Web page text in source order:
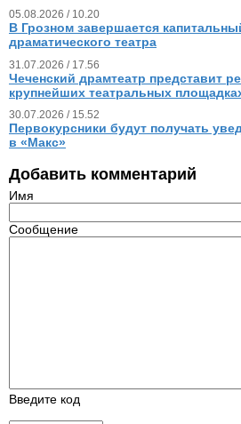
05.08.2026 / 10.20
В Грозном завершается
драматического театра
31.07.2026 / 17.56
Чеченский драмтеатр представит
крупнейших театральных
30.07.2026 / 15.52
Первокурсники будут получать
в «Макс»
Добавить комментарий
Имя
Сообщение
Введите код